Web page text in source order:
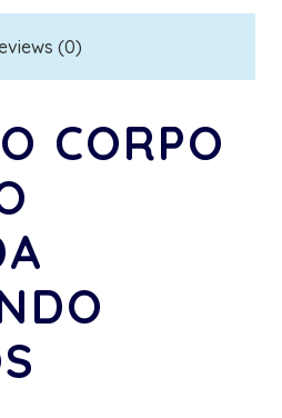
(0)
CORPO